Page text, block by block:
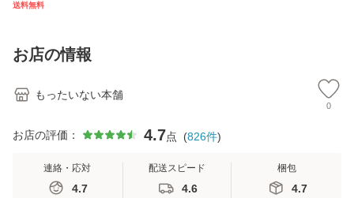
恵 藤本幸三 / 南江
堂 [単行
送料無料
お店の情報
もったいない本舗
0
お店の評価： 4.7点 (826件)
連絡・応対
4.7
配送スピード
4.6
梱包
4.7